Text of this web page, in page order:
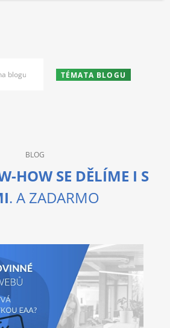
TÉMATA BLOGU
BLOG
HOW SE DĚLÍME I S
. A ZADARMO